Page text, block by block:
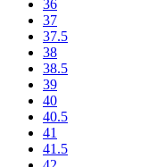
36
37
37.5
38
38.5
39
40
40.5
41
41.5